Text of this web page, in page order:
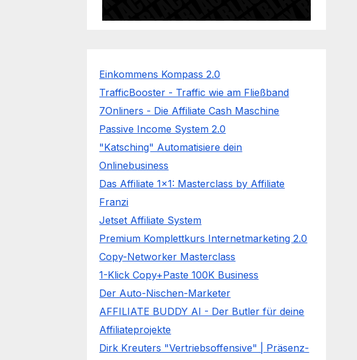
Einkommens Kompass 2.0
TrafficBooster - Traffic wie am Fließband
7Onliners - Die Affiliate Cash Maschine
Passive Income System 2.0
"Katsching" Automatisiere dein
Onlinebusiness
Das Affiliate 1x1: Masterclass by Affiliate
Franzi
Jetset Affiliate System
Premium Komplettkurs Internetmarketing 2.0
Copy-Networker Masterclass
1-Klick Copy+Paste 100K Business
Der Auto-Nischen-Marketer
AFFILIATE BUDDY AI - Der Butler für deine
Affiliateprojekte
Dirk Kreuters "Vertriebsoffensive" | Präsenz-